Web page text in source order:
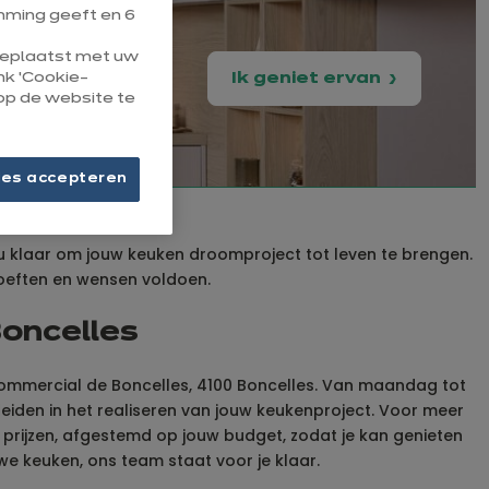
Ik geniet ervan
klaar om jouw keuken droomproject tot leven te brengen.
en wensen voldoen.
de Boncelles, 4100 Boncelles. Van maandag tot
in het realiseren van jouw keukenproject. Voor meer
afgestemd op jouw budget, zodat je kan genieten
keuken, ons team staat voor je klaar.
geeft en 6
met uw
‘Cookie-
de website te
accepteren